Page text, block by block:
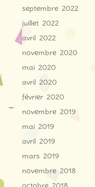
septembre 2022
juillet 2022
avril 2022
novembre 2020
mai 2020
avril 2020
février 2020
novembre 2019
mai 2019
avril 2019
mars 2019
novembre 2018